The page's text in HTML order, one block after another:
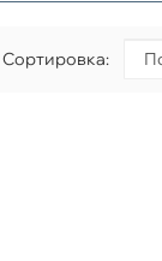
Сортировка: